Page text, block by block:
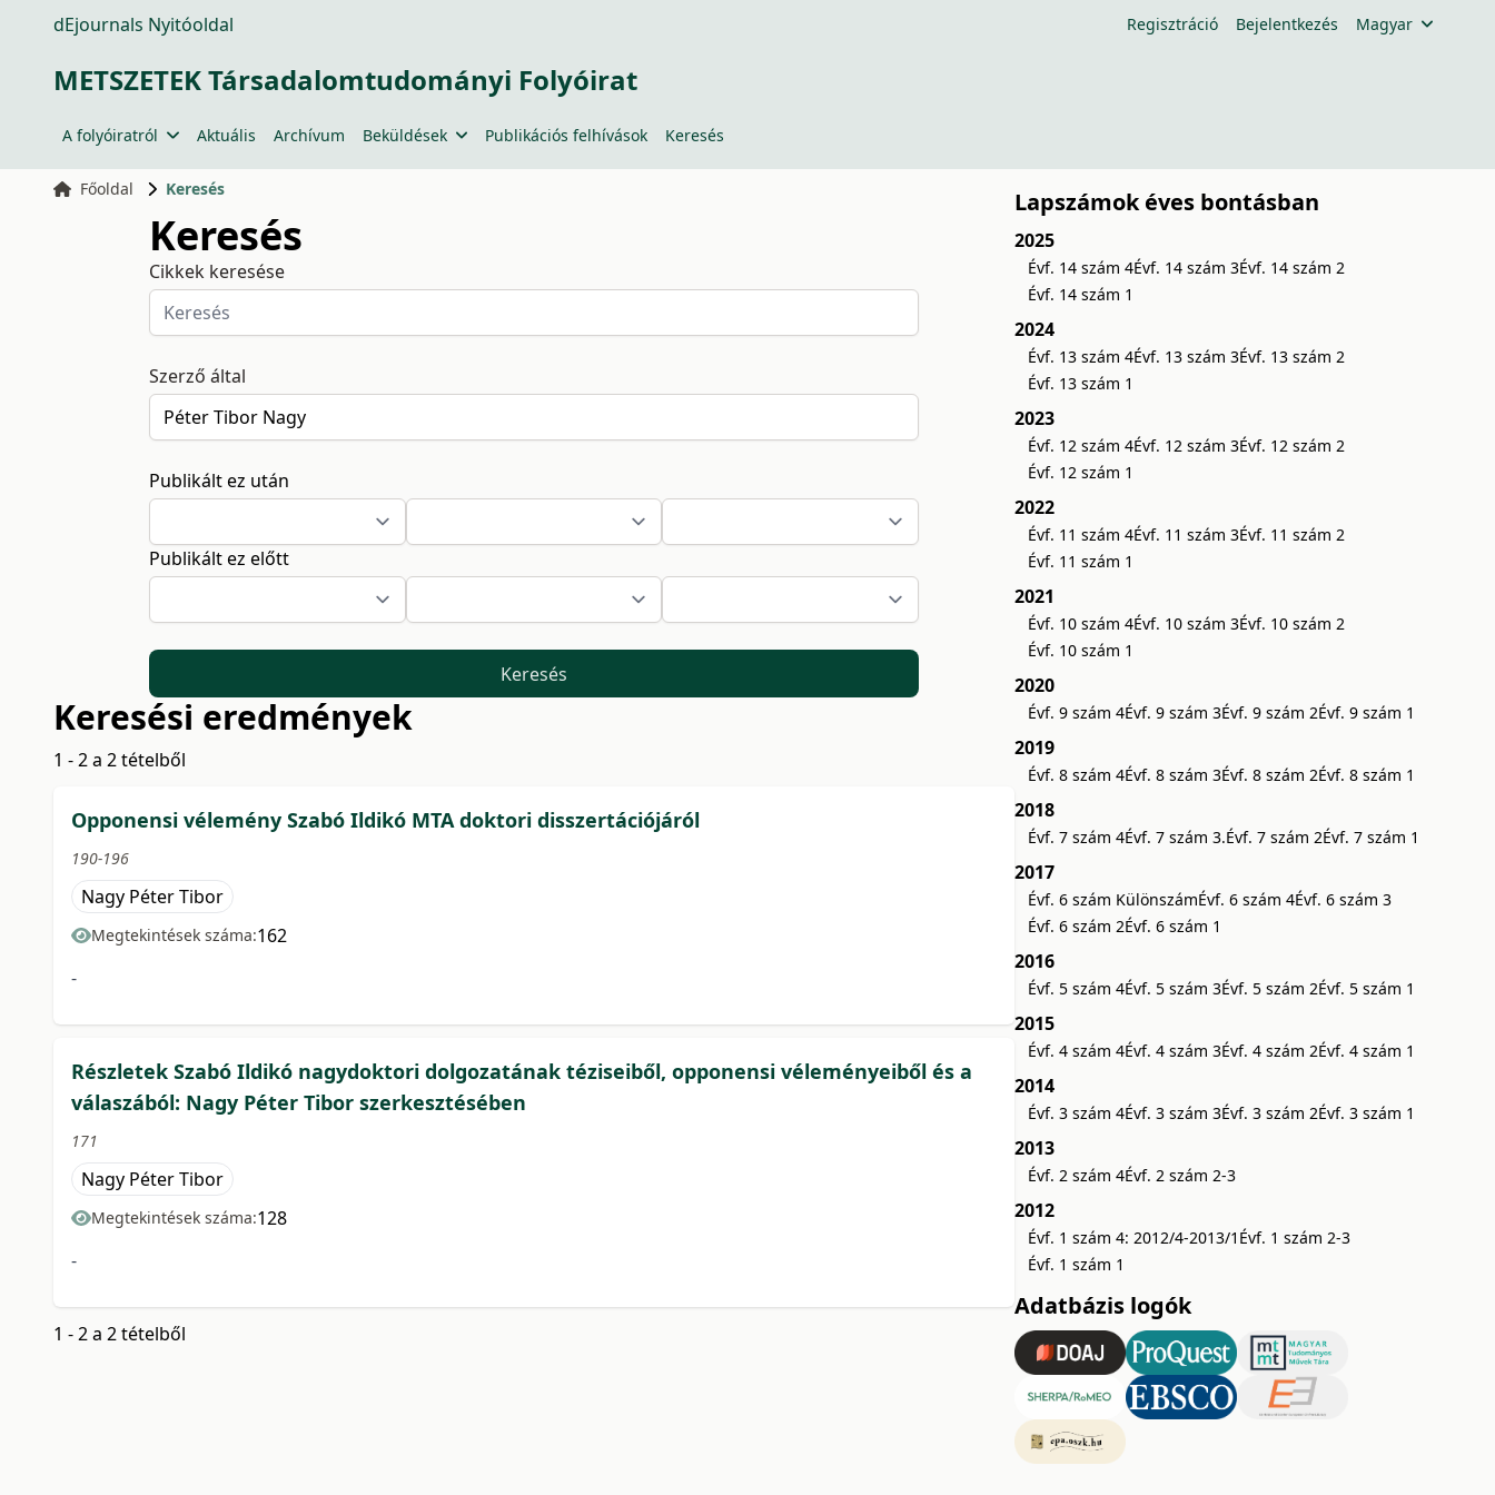
dEjournals Nyitóoldal Regisztráció Bejelentkezés Magyar
METSZETEK Társadalomtudományi Folyóirat
A folyóiratról Aktuális Archívum Beküldések Publikációs felhívások Keresés
Főoldal Keresés
Keresés
Cikkek keresése
Szerző által
Publikált ez után
Publikált ez előtt
Keresés
Keresési eredmények
1 - 2 a 2 tételből
Opponensi vélemény Szabó Ildikó MTA doktori disszertációjáról
190-196
Nagy Péter Tibor
Megtekintések száma:162
-
Részletek Szabó Ildikó nagydoktori dolgozatának téziseiből, opponensi véleményeiből és a
válaszából: Nagy Péter Tibor szerkesztésében
171
Nagy Péter Tibor
Megtekintések száma:128
-
1 - 2 a 2 tételből
Lapszámok éves bontásban
2025
Évf. 14 szám 4Évf. 14 szám 3Évf. 14 szám 2
Évf. 14 szám 1
2024
Évf. 13 szám 4Évf. 13 szám 3Évf. 13 szám 2
Évf. 13 szám 1
2023
Évf. 12 szám 4Évf. 12 szám 3Évf. 12 szám 2
Évf. 12 szám 1
2022
Évf. 11 szám 4Évf. 11 szám 3Évf. 11 szám 2
Évf. 11 szám 1
2021
Évf. 10 szám 4Évf. 10 szám 3Évf. 10 szám 2
Évf. 10 szám 1
2020
Évf. 9 szám 4Évf. 9 szám 3Évf. 9 szám 2Évf. 9 szám 1
2019
Évf. 8 szám 4Évf. 8 szám 3Évf. 8 szám 2Évf. 8 szám 1
2018
Évf. 7 szám 4Évf. 7 szám 3.Évf. 7 szám 2Évf. 7 szám 1
2017
Évf. 6 szám KülönszámÉvf. 6 szám 4Évf. 6 szám 3
Évf. 6 szám 2Évf. 6 szám 1
2016
Évf. 5 szám 4Évf. 5 szám 3Évf. 5 szám 2Évf. 5 szám 1
2015
Évf. 4 szám 4Évf. 4 szám 3Évf. 4 szám 2Évf. 4 szám 1
2014
Évf. 3 szám 4Évf. 3 szám 3Évf. 3 szám 2Évf. 3 szám 1
2013
Évf. 2 szám 4Évf. 2 szám 2-3
2012
Évf. 1 szám 4: 2012/4-2013/1 Évf. 1 szám 2-3
Évf. 1 szám 1
Adatbázis logók